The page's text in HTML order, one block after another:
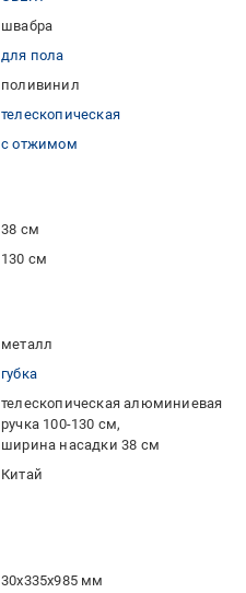
швабра
для пола
поливинил
телескопическая
с отжимом
38 см
130 см
металл
губка
телескопическая алюминиевая
ручка 100-130 см
ширина насадки 38 см
Китай
30x335x985 мм